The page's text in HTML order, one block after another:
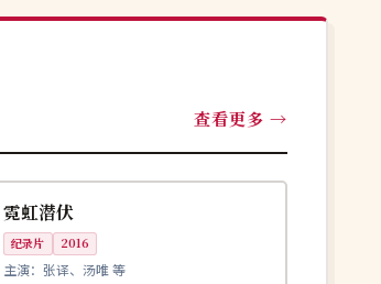
查看更多
中国
霓虹潜伏
纪录片 2016
主演： 张译、汤唯 等